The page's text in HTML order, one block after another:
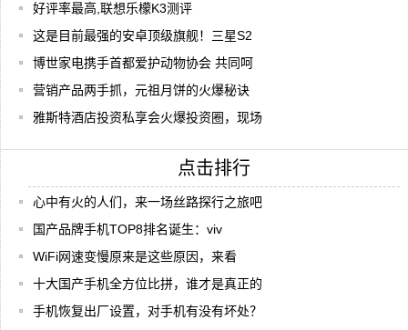
好评率最高,联想乐檬K3测评
这是目前最强的安卓顶级旗舰！三星S2
博世家电携手首都爱护动物协会 共同呵
营销产品两手抓，元祖月饼的火爆秘诀
雅斯特酒店投资私享会火爆投资圈，现场
点击排行
心中有火的人们，来一场丝路探行之旅吧
国产品牌手机TOP8排名诞生：viv
WiFi网速变慢原来是这些原因，来看
十大国产手机全方位比拼，谁才是真正的
手机恢复出厂设置，对手机有没有坏处？